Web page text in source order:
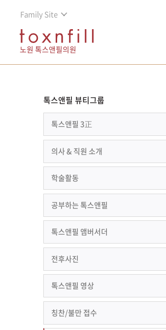
Family Site
노원 톡스앤필의원
톡스앤필 뷰티그룹
톡스앤필 3正
의사 & 직원 소개
학술활동
공부하는 톡스앤필
톡스앤필 앰버서더
전후사진
톡스앤필 영상
칭찬/불만 접수